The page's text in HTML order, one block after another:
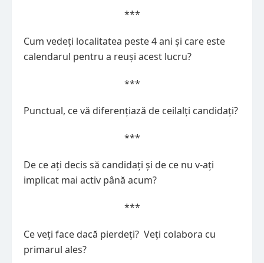
***
Cum vedeți localitatea peste 4 ani și care este
calendarul pentru a reuși acest lucru?
***
Punctual, ce vă diferențiază de ceilalți candidați?
***
De ce ați decis să candidați și de ce nu v-ați
implicat mai activ până acum?
***
Ce veți face dacă pierdeți? Veți colabora cu
primarul ales?